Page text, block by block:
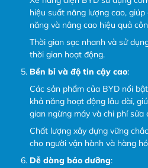
hiệu suất năng lượng cao,
năng và nâng cao hiệu quả
Thời gian sạc nhanh và sử
thời gian hoạt động.
Bền bỉ và độ tin cậy cao:
Các sản phẩm của BYD nổi
khả năng hoạt động lâu dài,
gian ngừng máy và chi phí sửa
Chất lượng xây dựng vững
cho người vận hành và hàng
Dễ dàng bảo dưỡng: